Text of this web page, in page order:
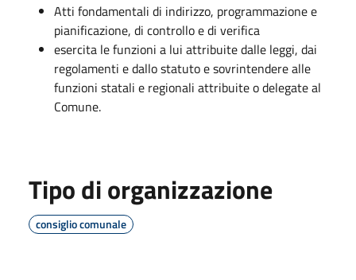
Atti fondamentali di indirizzo, programmazione e
pianificazione, di controllo e di verifica
esercita le funzioni a lui attribuite dalle leggi, dai
regolamenti e dallo statuto e sovrintendere alle
funzioni statali e regionali attribuite o delegate al
Comune.
Tipo di organizzazione
consiglio comunale